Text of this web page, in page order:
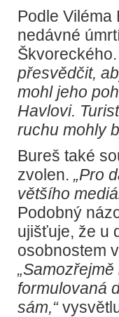
Podle
nedávné
Škvoreckého.
přesvědčit,
mohl jeho
Havlovi.
ruchu mohly
Bureš také
zvolen. „Pro
většího
Podobný
ujišťuje, že u
osobnostem
formulovaná
sám,“